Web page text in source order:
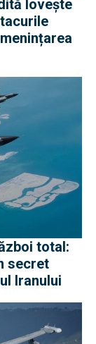
lovește
total:
secret
Iranului